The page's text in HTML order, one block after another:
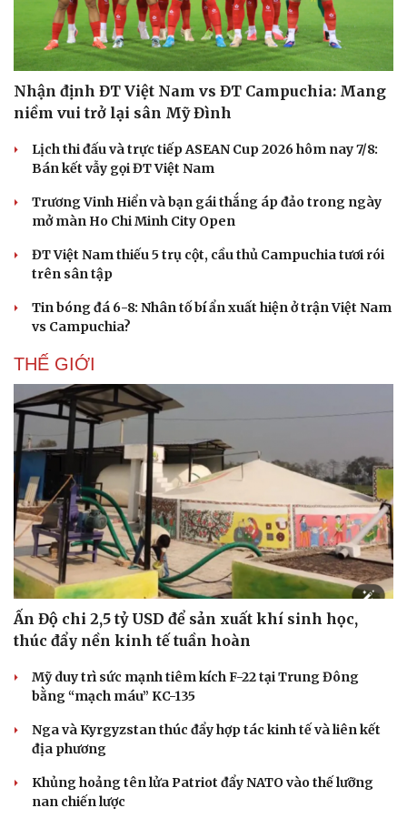
Du lịch
Tư vấn
Săn Tour
check-in
Podcast
Đọc truyện đêm khuya
Cửa sổ tình yêu
Nhận định ĐT Việt Nam vs ĐT Campuchia: Mang
niềm vui trở lại sân Mỹ Đình
Lịch thi đấu và trực tiếp ASEAN Cup 2026 hôm nay 7/8:
Bán kết vẫy gọi ĐT Việt Nam
Trương Vinh Hiển và bạn gái thắng áp đảo trong ngày
mở màn Ho Chi Minh City Open
ĐT Việt Nam thiếu 5 trụ cột, cầu thủ Campuchia tươi rói
trên sân tập
Tin bóng đá 6-8: Nhân tố bí ẩn xuất hiện ở trận Việt Nam
vs Campuchia?
THẾ GIỚI
Ấn Độ chi 2,5 tỷ USD để sản xuất khí sinh học,
thúc đẩy nền kinh tế tuần hoàn
Mỹ duy trì sức mạnh tiêm kích F-22 tại Trung Đông
bằng “mạch máu” KC-135
Nga và Kyrgyzstan thúc đẩy hợp tác kinh tế và liên kết
địa phương
Khủng hoảng tên lửa Patriot đẩy NATO vào thế lưỡng
nan chiến lược